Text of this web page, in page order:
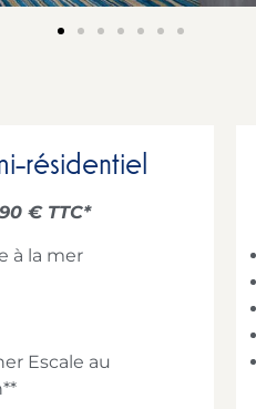
résidentiel
€ TTC*
à la mer
Escale au